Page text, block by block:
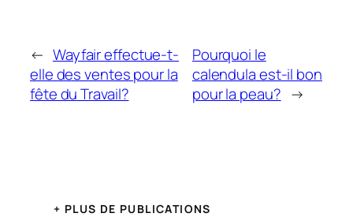
← Wayfair effectue-t-
elle des ventes pour la
fête du Travail?
Pourquoi le
calendula est-il bon
pour la peau? →
+ PLUS DE PUBLICATIONS